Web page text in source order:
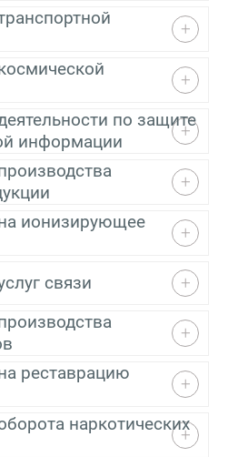
по защите
информации
ионизирующее
связи
реставрацию
наркотических